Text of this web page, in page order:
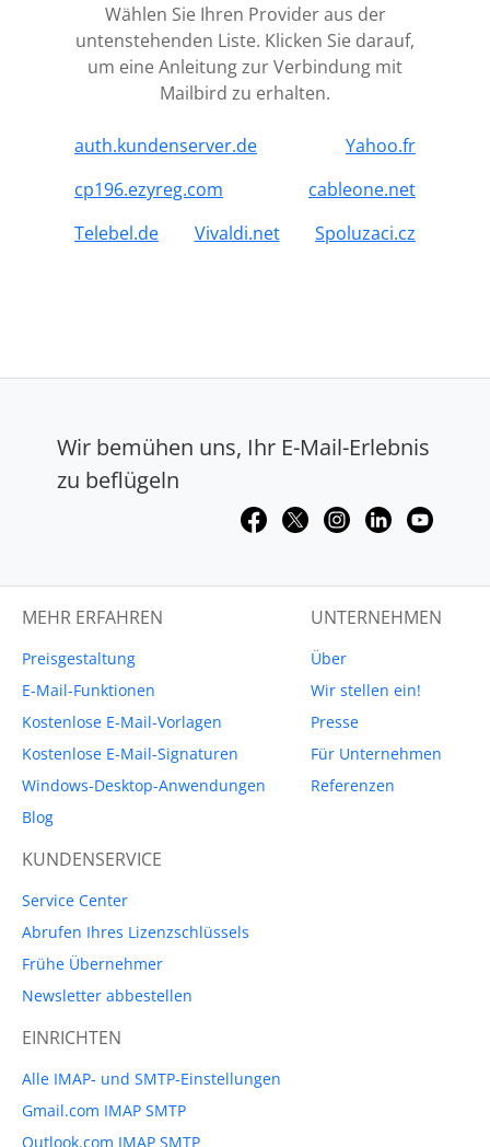
Wählen Sie Ihren Provider aus der
untenstehenden Liste. Klicken Sie darauf,
um eine Anleitung zur Verbindung mit
Mailbird zu erhalten.
auth.kundenserver.de
Yahoo.fr
cp196.ezyreg.com
cableone.net
Telebel.de
Vivaldi.net Spoluzaci.cz
Wir bemühen uns, Ihr E-Mail-Erlebnis
zu beflügeln
MEHR ERFAHREN
Preisgestaltung
E-Mail-Funktionen
Kostenlose E-Mail-Vorlagen
Kostenlose E-Mail-Signaturen
Windows-Desktop-Anwendungen
Blog
UNTERNEHMEN
Über
Wir stellen ein!
Presse
Für Unternehmen
Referenzen
KUNDENSERVICE
Service Center
Abrufen Ihres Lizenzschlüssels
Frühe Übernehmer
Newsletter abbestellen
EINRICHTEN
Alle IMAP- und SMTP-Einstellungen
Gmail.com IMAP SMTP
Outlook.com IMAP SMTP